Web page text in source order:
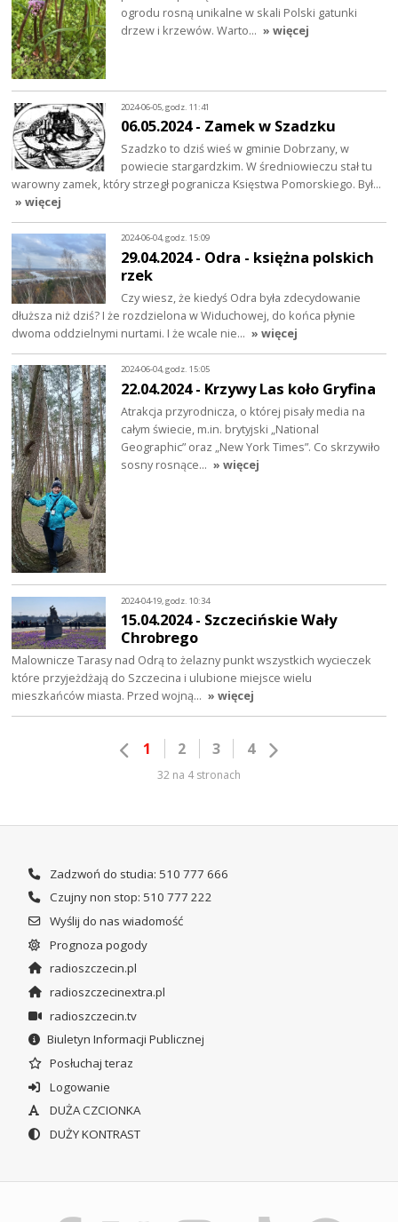
ogrodu rosną unikalne w skali Polski gatunki
drzew i krzewów. Warto… » więcej
2024-06-05, godz. 11:41
06.05.2024 - Zamek w Szadzku
Szadzko to dziś wieś w gminie Dobrzany, w
powiecie stargardzkim. W średniowieczu stał tu
warowny zamek, który strzegł pogranicza Księstwa Pomorskiego. Był…
» więcej
2024-06-04, godz. 15:09
29.04.2024 - Odra - księżna polskich
rzek
Czy wiesz, że kiedyś Odra była zdecydowanie
dłuższa niż dziś? I że rozdzielona w Widuchowej, do końca płynie
dwoma oddzielnymi nurtami. I że wcale nie… » więcej
2024-06-04, godz. 15:05
22.04.2024 - Krzywy Las koło Gryfina
Atrakcja przyrodnicza, o której pisały media na
całym świecie, m.in. brytyjski „National
Geographic” oraz „New York Times”. Co skrzywiło
sosny rosnące… » więcej
2024-04-19, godz. 10:34
15.04.2024 - Szczecińskie Wały
Chrobrego
Malownicze Tarasy nad Odrą to żelazny punkt wszystkich wycieczek
które przyjeżdżają do Szczecina i ulubione miejsce wielu
mieszkańców miasta. Przed wojną… » więcej
1 2 3 4
32 na 4 stronach
Zadzwoń do studia: 510 777 666
Czujny non stop: 510 777 222
Wyślij do nas wiadomość
Prognoza pogody
radioszczecin.pl
radioszczecinextra.pl
radioszczecin.tv
Biuletyn Informacji Publicznej
Posłuchaj teraz
Logowanie
DUŻA CZCIONKA
DUŻY KONTRAST